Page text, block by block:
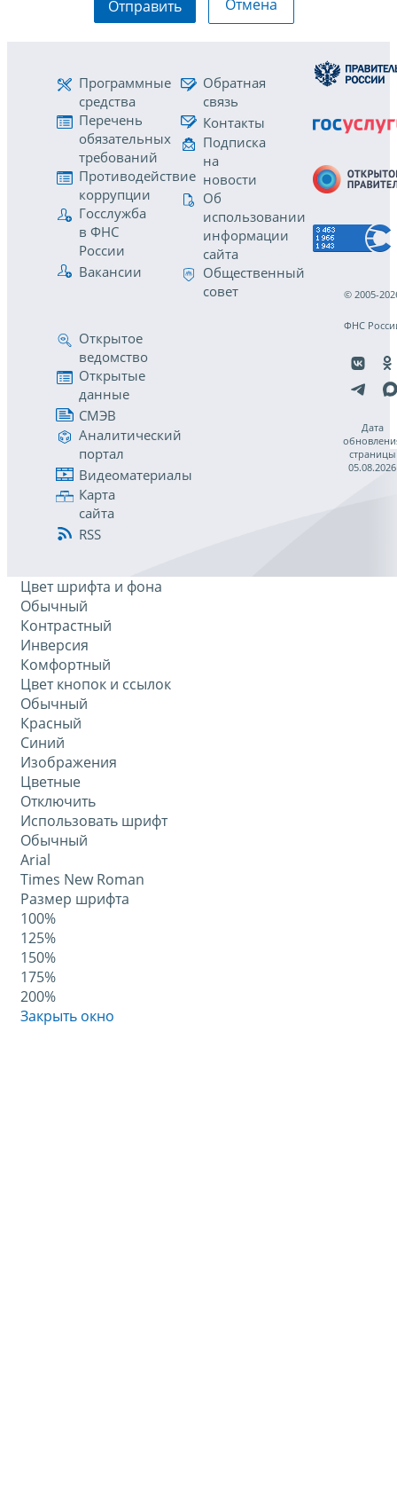
Отправить Отмена
Программные
средства
Перечень
обязательных
требований
Противодействие
коррупции
Госслужба
в ФНС
России
Вакансии
Обратная
связь
Контакты
Подписка
на
новости
Об
использовании
информации
сайта
Общественный
совет
Открытое
ведомство
Открытые
данные
СМЭВ
Аналитический
портал
Видеоматериалы
Карта
сайта
RSS
© 2005-
ФНС
Дата
страницы
05.08.2026
Цвет шрифта и фона
Обычный
Контрастный
Инверсия
Комфортный
Цвет кнопок и ссылок
Обычный
Красный
Синий
Изображения
Цветные
Отключить
Использовать шрифт
Обычный
Arial
Times New Roman
Размер шрифта
100%
125%
150%
175%
200%
Закрыть окно